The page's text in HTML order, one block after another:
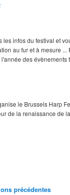
les infos du festival et
au fur et à mesure ...
des évènements
le Brussels Harp
de la renaissance de
précédentes